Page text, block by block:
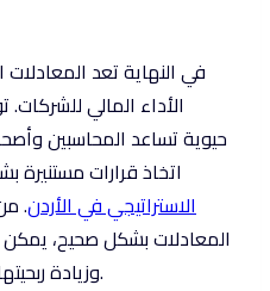
في النهاية تعد
الأداء المالي
حيوية تساعد المحاسبين
اتخاذ قرارات مستنيرة
الاستراتيجي في الأردن.
المعادلات بشكل صحيح، يمكن
وزيادة ربحيتها وتعزيز استدامتها الاقتصادية.